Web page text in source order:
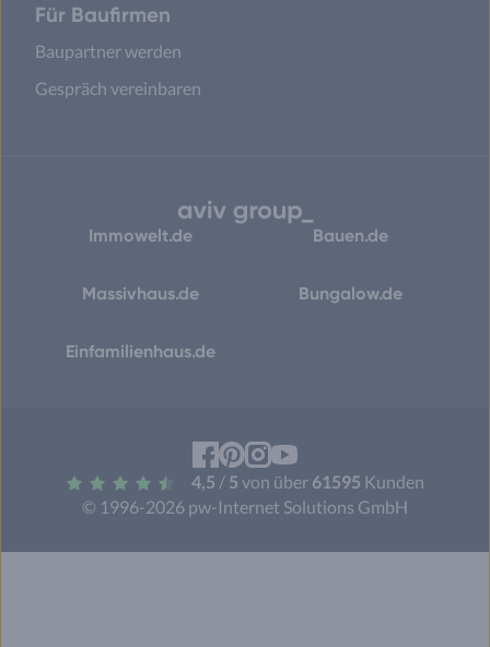
Für Baufirmen
Baupartner werden
Gespräch vereinbaren
Immowelt.de Bauen.de
Massivhaus.de Bungalow.de
Einfamilienhaus.de
© 1996-2026 pw-Internet Solutions GmbH
4,5 / 5 von über 61595 Kunden
Facebook
Pinterest
Instagram